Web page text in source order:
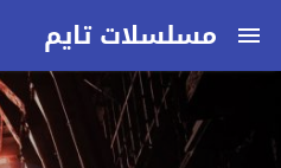
مسلسلات تايم